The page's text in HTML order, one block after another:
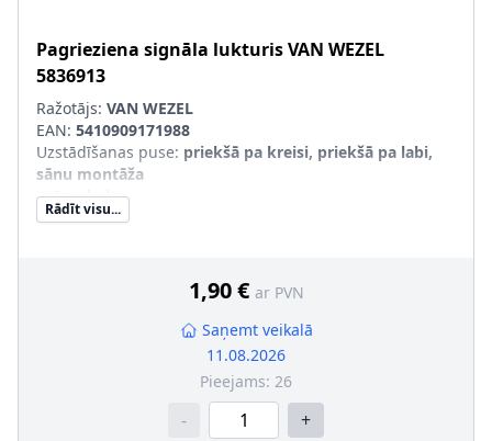
Pagrieziena signāla lukturisVAN WEZEL
5836913
Ražotājs: VAN WEZEL
EAN: 5410909171988
Uzstādīšanas puse: priekšā pa kreisi, priekšā pa labi,
sānu montāža
Krāsa:balts
Papildus artikuls/Papildus informācija
Rādīt visu...
1,90 € ar PVN
Saņemt veikalā
11.08.2026
Pieejams: 26
- +